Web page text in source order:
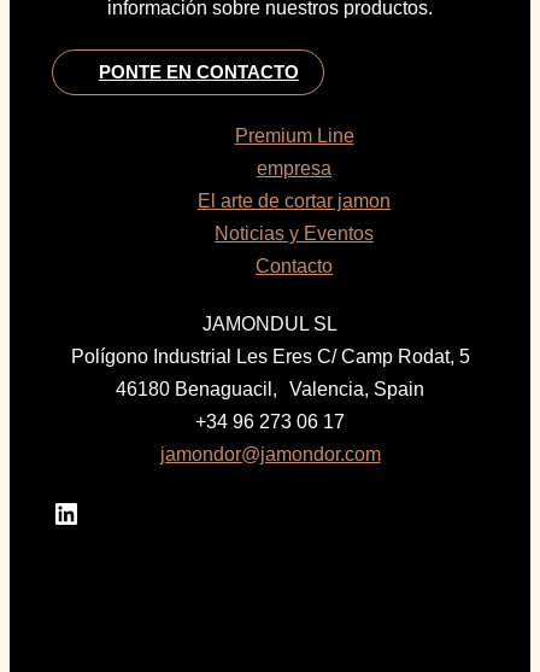
información sobre nuestros productos.
PONTE EN CONTACTO
Premium Line
empresa
El arte de cortar jamon
Noticias y Eventos
Contacto
JAMONDUL SL
Polígono Industrial Les Eres C/ Camp Rodat, 5
46180 Benaguacil, Valencia, Spain
+34 96 273 06 17
jamondor@jamondor.com
LinkedIn